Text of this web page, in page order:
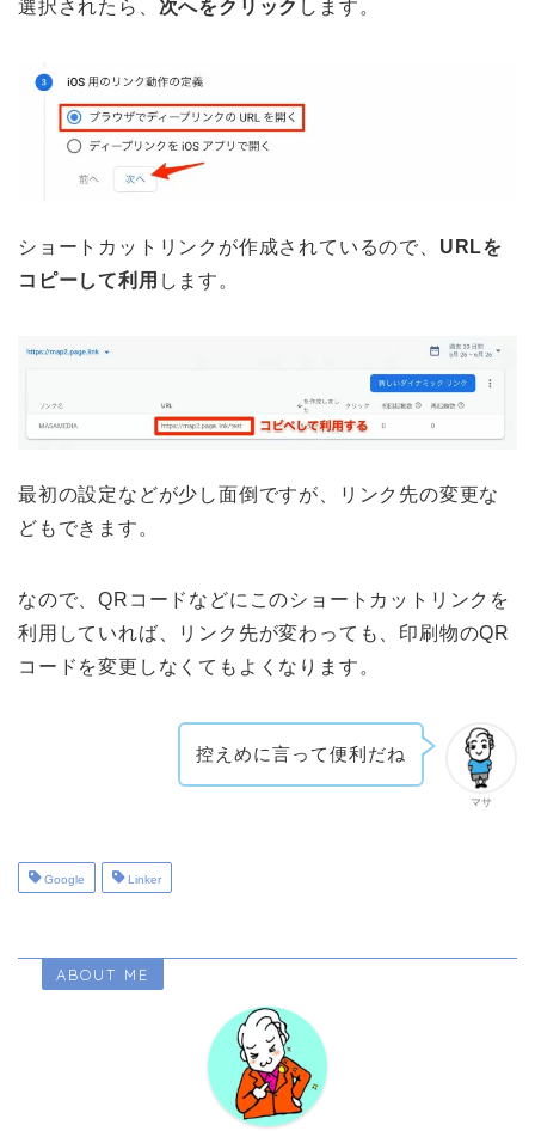
選択されたら、 次へをクリック します。
ショートカットリンクが作成されているので、 URLを
コピーして利用 します。
最初の設定などが少し面倒ですが、リンク先の変更な
どもできます。
なので、QRコードなどにこのショートカットリンクを
利用していれば、リンク先が変わっても、印刷物のQR
コードを変更しなくてもよくなります。
マサ
控えめに言って便利だね
Google Linker
ABOUT ME